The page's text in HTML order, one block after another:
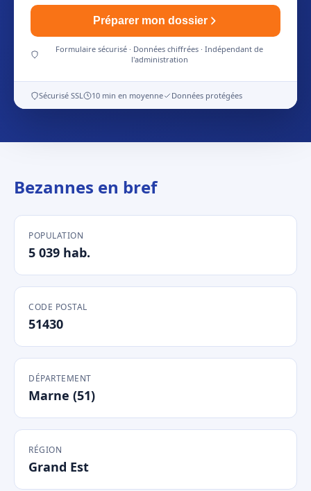
Préparer mon dossier
Formulaire sécurisé · Données chiffrées · Indépendant de
l'administration
Sécurisé SSL 10 min en moyenne Données protégées
Bezannes en bref
POPULATION
5 039 hab.
CODE POSTAL
51430
DÉPARTEMENT
Marne (51)
RÉGION
Grand Est